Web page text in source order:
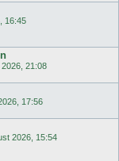
16:45
21:08
17:56
2026, 15:54